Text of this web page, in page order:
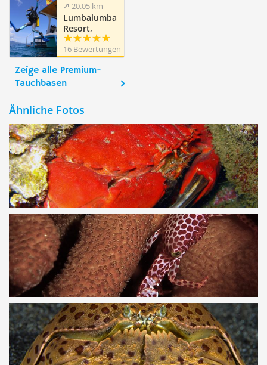
20.05 km
Lumbalumba
Resort,
Manado,
Sulawesi
16 Bewertungen
Zeige alle Premium-
Tauchbasen
Ähnliche Fotos